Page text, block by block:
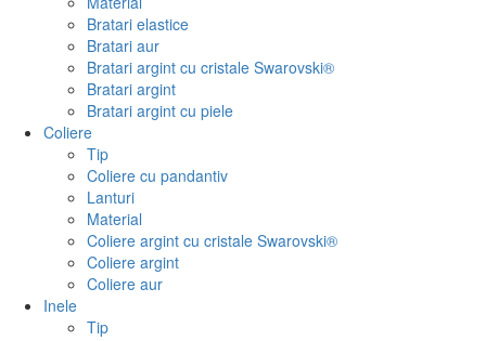
Bratari elastice
Bratari aur
Bratari argint cu cristale Swarovski®
Bratari argint
Bratari argint cu piele
Coliere
Tip
Coliere cu pandantiv
Lanturi
Material
Coliere argint cu cristale Swarovski®
Coliere argint
Coliere aur
Inele
Tip